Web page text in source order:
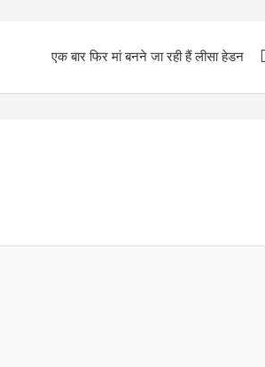
एक बार फिर मां बनने जा रही हैं लीसा हेडन